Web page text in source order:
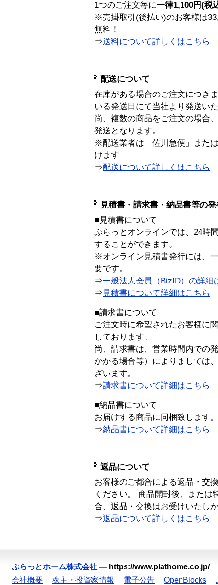
1つのご注文毎に一律1,100円(税
※売掛取引(後払い)のお客様は
無料！
⇒送料について詳しくはこちら
配送について
在庫がある場合のご注文につき
いる発送日にて当社より発送い
尚、複数の商品をご注文の場合
発送となります。
※配送業者は「佐川急便」また
けます
⇒配送について詳しくはこちら
見積書・請求書・納品書等の
■見積書について
ぷらっとオンラインでは、24時
することができます。
※オンライン見積書発行には、
要です。
⇒一般法人会員（BizID）の詳細
⇒ 見積書について詳細はこちら
■請求書について
ご注文時に希望されたお客様に
しております。
尚、請求書は、営業時間内での
かかる場合等）によりましては
ざいます。
⇒請求書について詳細はこちら
■納品書について
お届けする商品に同梱致します。
⇒納品書について詳細はこちら
返品について
お客様のご都合による返品・交
ください。 商品開封後、または
合、返品・交換はお受けいたし
⇒返品について詳しくはこちら
ぷらっとホーム株式会社 — https://www.plathome.co.jp/
会社概要
株主・投資家情報 電子公告 OpenBlocks